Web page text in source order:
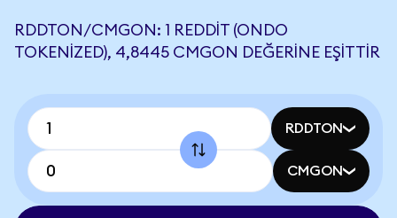
RDDTON/CMGON: 1 REDDIT (ONDO
TOKENIZED), 4,8445 CMGON DEĞERINE EŞITTIR
RDDTON
CMGON